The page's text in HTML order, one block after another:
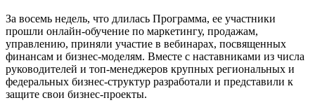
За восемь недель, что длилась Программа, ее участники
прошли онлайн-обучение по маркетингу, продажам,
управлению, приняли участие в вебинарах, посвященных
финансам и бизнес-моделям. Вместе с наставниками из числа
руководителей и топ-менеджеров крупных региональных и
федеральных бизнес-структур разработали и представили к
защите свои бизнес-проекты.